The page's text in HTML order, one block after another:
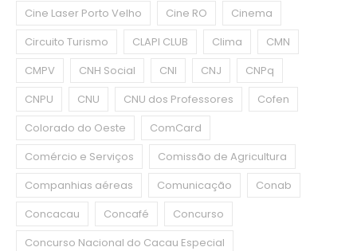
Cine Laser Porto Velho
Cine RO
Cinema
Circuito Turismo
CLAPI CLUB Clima
CMN
CMPV
CNH Social CNI CNJ
CNPq
CNPU
CNU CNU dos Professores
Cofen
Colorado do Oeste
ComCard
Comércio e Serviços
Comissão de Agricultura
Companhias aéreas
Comunicação
Conab
Concacau
Concafé
Concurso
Concurso Nacional do Cacau Especial